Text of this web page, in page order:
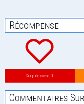
Récompense
Coup de coeur: 0
Commentaires